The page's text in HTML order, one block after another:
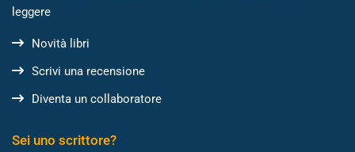
leggere
Novità libri
Scrivi una recensione
Diventa un collaboratore
Sei uno scrittore?